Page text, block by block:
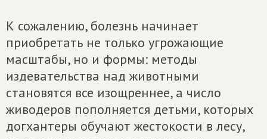
К сожалению, болезнь начинает
приобретать не только угрожающие
масштабы, но и формы: методы
издевательства над животными
становятся все изощреннее, а число
живодеров пополняется детьми, которых
догхантеры обучают жестокости в лесу,